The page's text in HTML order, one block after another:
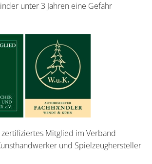
unter 3 Jahren eine Gefahr
Mitglied im Verband
und Spielzeughersteller